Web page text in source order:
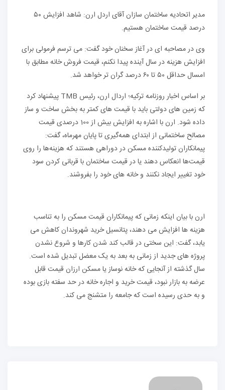
مدیر اتحادیه ساختمان سازان آقای اردل ارن: شاهد افزایش ۵۰
درصد قیمت ساختمان هستیم.
وی در مصاحبه ای در آغاز سخنان خود گفت: می ترسم فرمولی برای
افزایش هزینه در سال آینده پیدا نکنم، قیمت فروش خانه مطابق با
امسال حداقل ۵۰ تا ۶۰ درصد گران تر خواهد شد.
بر اساس اخبار روزنامه ترکیه؛ اردال ارن، رئیس TMB پیشنهاد کرد
که زمین های دولتی باید با قیمت های کمتر به بخش ساخت و ساز
داده شود. ارن با اشاره به افزایش بیش از 100 درصدی قیمت
مصالح ساختمانی از ابتدای همه‌گیری تا پایان مهرماه، گفت:
پیمانکاران تولیدکننده مسکن در دوراهی هستند که هزینه‌ها را روی
قیمت‌ها انعکاس دهند یا در قیمت ساختمان با قربانی کردن سود
خود تغییر ایجاد نکنند و خانه های خود را بفروشند.
ارن با بیان اینکه زمانی که پیمانکاران قیمت مسکن را به تناسب
هزینه ها افزایش می دهند، پتانسیل خرید شهروندان کاهش می
یابد، گفت: این سختی در قالب کند شدن کارها و شروع نشدن
پروژه های جدید از زمانی به بعد به یک معضل تبدیل شده است.
سال گذشته از آنجایی که خانه نوساز یا مسکن ارزان قیمت قابل
عرضه به بازار نبود، قیمت خرید و اجاره خانه در حد سفته بازی بوده
و به حدی رسیده است که جامعه را متشنج می کند.